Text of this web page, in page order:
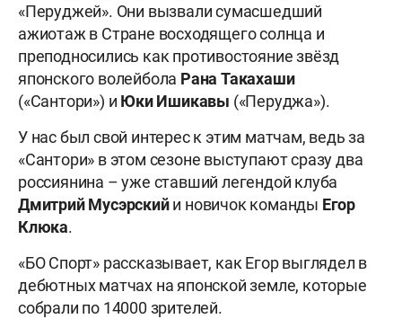
«Перуджей». Они вызвали сумасшедший
ажиотаж в Стране восходящего солнца и
преподносились как противостояние звёзд
японского волейбола Рана Такахаши
(«Сантори») и Юки Ишикавы («Перуджа»).
У нас был свой интерес к этим матчам, ведь за
«Сантори» в этом сезоне выступают сразу два
россиянина – уже ставший легендой клуба
Дмитрий Мусэрскийи новичок команды Егор
Клюка.
«БО Спорт» рассказывает, как Егор выглядел в
дебютных матчах на японской земле, которые
собрали по 14000 зрителей.